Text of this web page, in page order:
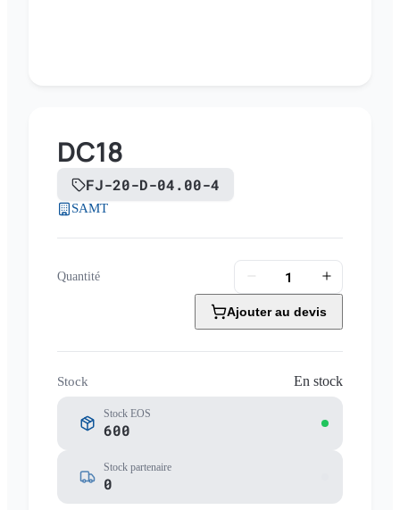
DC18
FJ-20-D-04.00-4
SAMT
Quantité
Ajouter au devis
Stock En stock
Stock EOS
600
Stock partenaire
0